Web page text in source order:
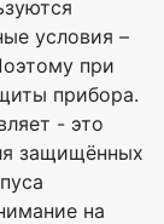
условия –
при
прибора.
- это
защищённых
на